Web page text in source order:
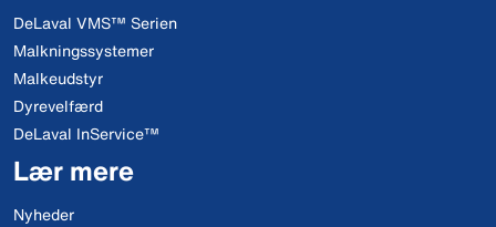
DeLaval VMS™ Serien
Malkningssystemer
Malkeudstyr
Dyrevelfærd
DeLaval InService™
Lær mere
Nyheder